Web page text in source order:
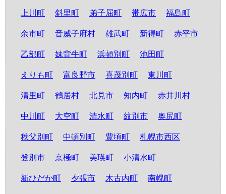
上川町 斜里町 弟子屈町 帯広市 福島町
余市町 音威子府村 雄武町 新得町 赤平市
乙部町 妹背牛町 浜頓別町 池田町
えりも町 富良野市 喜茂別町 東川町
清里町 鶴居村 北見市 知内町 赤井川村
中川町 大空町 清水町 紋別市 奥尻町
秩父別町 中頓別町 豊頃町 札幌市西区
登別市 京極町 美瑛町 小清水町
新ひだか町 夕張市 木古内町 南幌町